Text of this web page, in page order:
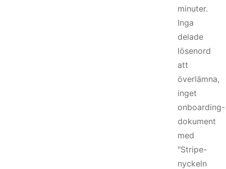
minuter.
Inga
delade
lösenord
att
överlämna,
inget
onboarding-
dokument
med
"Stripe-
nyckeln